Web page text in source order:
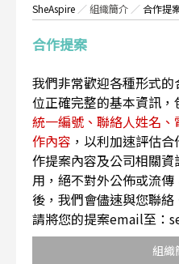
SheAspire ／組織簡介 ／ 合作提
合作提案
我們非常歡迎各種形式
位正確完整的基本資訊，
統一編號、聯絡人姓名
作內容 ，以利加速評估
作提案內容及公司相關
用，絕不對外公佈或流
後，我們會儘速與您聯絡
請將您的提案email至：
組織